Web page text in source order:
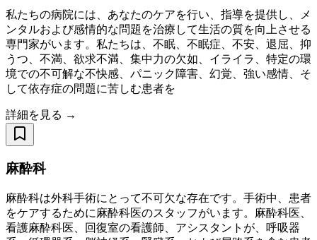
私たちの病院には、あなたのケアを行い、指導を提供し、メ
ンタルおよび感情的な問題を治療して生活の質を向上させる
専門家がいます。私たちは、不眠、不眠症、不安、退屈、抑
うつ、不満、欲求不満、集中力の欠如、イライラ、特定の環
境での不可解な不快感、パニック障害、幻覚、強い感情、そ
して依存症の問題に苦しむ患者を
詳細を見る →
麻酔科
麻酔科は外科手術にとって不可欠な存在です。手術中、患者
をケアするために麻酔科医のスタッフがいます。麻酔科医、
看護麻酔科医、回復室の看護師、アシスタントが、呼吸器